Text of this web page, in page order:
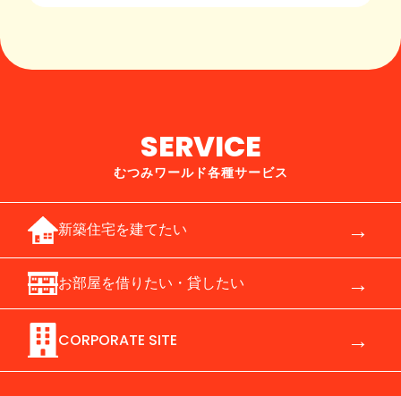
SERVICE
むつみワールド各種サービス
新築住宅を建てたい →
お部屋を借りたい・貸したい →
CORPORATE SITE →